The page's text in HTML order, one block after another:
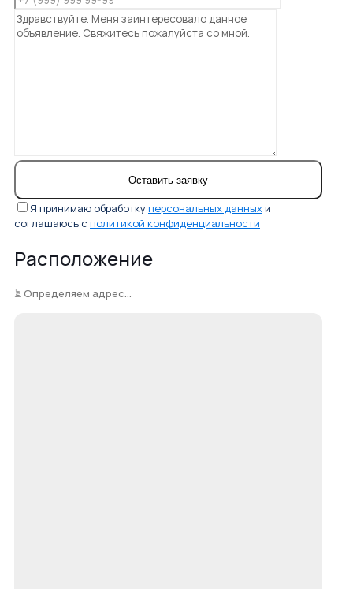
Я принимаю обработкуперсональных данных и
соглашаюсь с политикой конфиденциальности
Расположение
⏳ Определяем адрес...